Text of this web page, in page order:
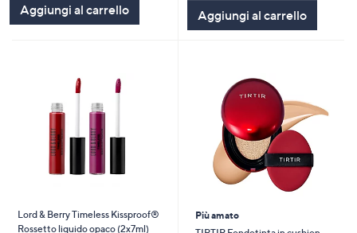
Aggiungi al carrello
Stars
Aggiungi al carrello
Lord & Berry Timeless Kissproof®
Rossetto liquido opaco (2x7ml)
Più amato